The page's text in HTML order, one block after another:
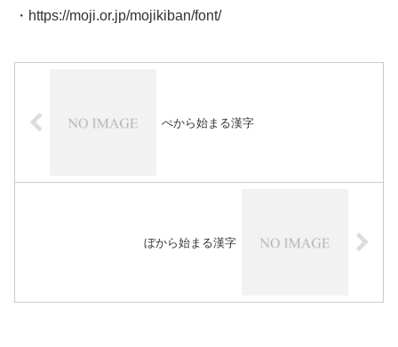
・https://moji.or.jp/mojikiban/font/
ぺから始まる漢字
ぼから始まる漢字